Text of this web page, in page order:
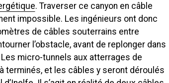
. Traverser ce canyon en câble
impossible. Les ingénieurs ont donc
de câbles souterrains entre
l’obstacle, avant de replonger dans
Les micro-tunnels aux atterrages de
terminés, et les câbles y seront déroulés